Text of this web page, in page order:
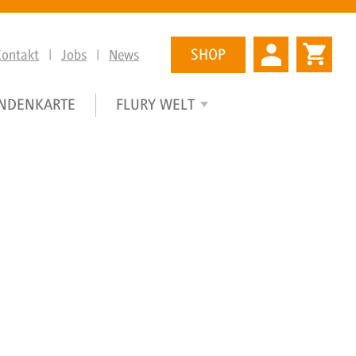
Jobs News SHOP
FLURY WELT